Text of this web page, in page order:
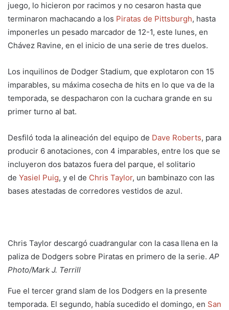
juego, lo hicieron por racimos y no cesaron hasta que
terminaron machacando a los Piratas de Pittsburgh, hasta
imponerles un pesado marcador de 12-1, este lunes, en
Chávez Ravine, en el inicio de una serie de tres duelos.
Los inquilinos de Dodger Stadium, que explotaron con 15
imparables, su máxima cosecha de hits en lo que va de la
temporada, se despacharon con la cuchara grande en su
primer turno al bat.
Desfiló toda la alineación del equipo de Dave Roberts, para
producir 6 anotaciones, con 4 imparables, entre los que se
incluyeron dos batazos fuera del parque, el solitario
de Yasiel Puig, y el de Chris Taylor, un bambinazo con las
bases atestadas de corredores vestidos de azul.
Chris Taylor descargó cuadrangular con la casa llena en la
paliza de Dodgers sobre Piratas en primero de la serie. AP
Photo/Mark J. Terrill
Fue el tercer grand slam de los Dodgers en la presente
temporada. El segundo, había sucedido el domingo, en San